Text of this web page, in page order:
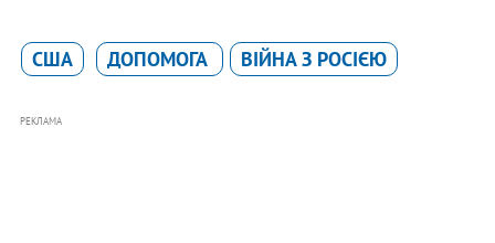
США ДОПОМОГА ВІЙНА З РОСІЄЮ
РЕКЛАМА